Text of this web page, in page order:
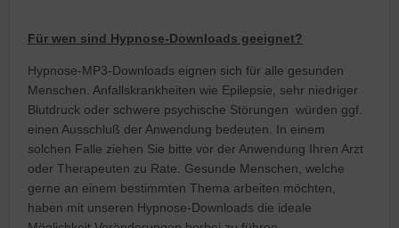
Für wen sind Hypnose-Downloads geeignet?
Hypnose-MP3-Downloads eignen sich für alle gesunden
Menschen. Anfallskrankheiten wie Epilepsie, sehr niedriger
Blutdruck oder schwere psychische Störungen würden ggf.
einen Ausschluß der Anwendung bedeuten. In einem
solchen Falle ziehen Sie bitte vor der Anwendung Ihren Arzt
oder Therapeuten zu Rate. Gesunde Menschen, welche
gerne an einem bestimmten Thema arbeiten möchten,
haben mit unseren Hypnose-Downloads die ideale